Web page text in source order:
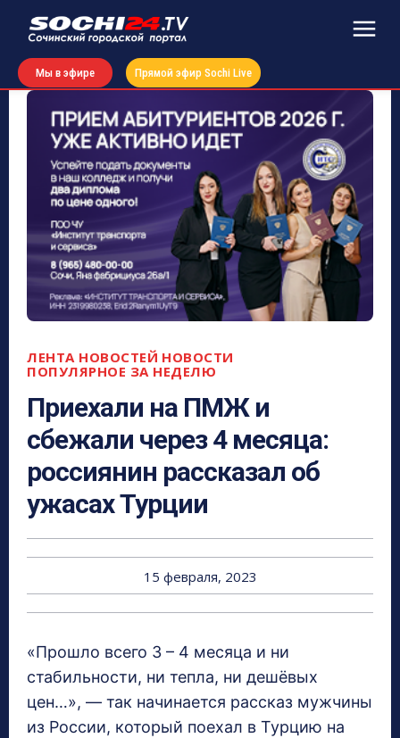
Мы в эфире Прямой эфир Sochi Live
ЛЕНТА НОВОСТЕЙ НОВОСТИ
ПОПУЛЯРНОЕ ЗА НЕДЕЛЮ
Приехали на ПМЖ и
сбежали через 4 месяца:
россиянин рассказал об
ужасах Турции
15 февраля, 2023
«Прошло всего 3 – 4 месяца и ни
стабильности, ни тепла, ни дешёвых
цен…», — так начинается рассказ мужчины
из России, который поехал в Турцию на